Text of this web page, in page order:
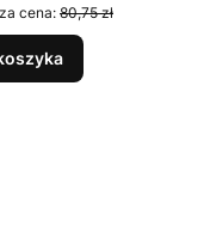
cena:80,75 zł